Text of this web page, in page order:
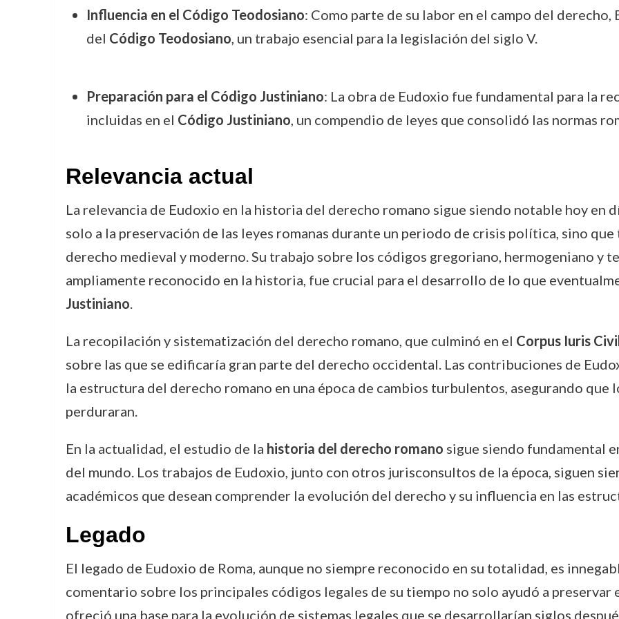
Influencia en el Código Teodosiano: Como parte de su labor en el campo del
del Código Teodosiano, un trabajo esencial para la legislación del siglo V.
Preparación para el Código Justiniano: La obra de Eudoxio fue fundamental para la
incluidas en el Código Justiniano, un compendio de leyes que consolidó las normas
Relevancia actual
La relevancia de Eudoxio en la historia del derecho romano sigue siendo notable hoy en
solo a la preservación de las leyes romanas durante un periodo de crisis política, sino
derecho medieval y moderno. Su trabajo sobre los códigos gregoriano, hermogeniano y
ampliamente reconocido en la historia, fue crucial para el desarrollo de lo que
Justiniano.
La recopilación y sistematización del derecho romano, que culminó en el Corpus Iuris
sobre las que se edificaría gran parte del derecho occidental. Las contribuciones de
la estructura del derecho romano en una época de cambios turbulentos, asegurando
perduraran.
En la actualidad, el estudio de la historia del derecho romano sigue siendo fundamental
del mundo. Los trabajos de Eudoxio, junto con otros jurisconsultos de la época, siguen
académicos que desean comprender la evolución del derecho y su influencia en las
Legado
El legado de Eudoxio de Roma, aunque no siempre reconocido en su totalidad, es
comentario sobre los principales códigos legales de su tiempo no solo ayudó a preservar
ofreció una base para la evolución de sistemas legales que se desarrollarían siglos